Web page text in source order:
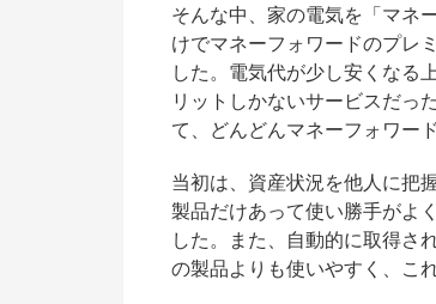
そんな中、家の電気を「マネ
けでマネーフォワードのプレ
した。電気代が少し安くなる
リットしかないサービスだっ
て、どんどんマネーフォワー
当初は、資産状況を他人に把
製品だけあって使い勝手がよ
した。また、自動的に取得さ
の製品よりも使いやすく、こ